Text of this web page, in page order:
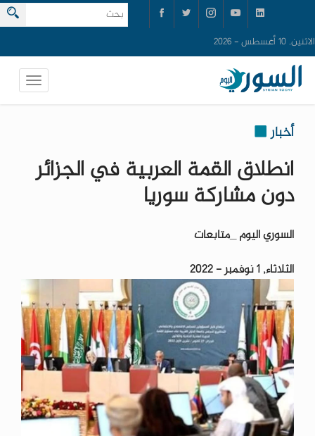
الاثنين, 10 أغسطس - 2026
أخبار
انطلاق القمة العربية في الجزائر
دون مشاركة سوريا
السوري اليوم _متابعات
الثلاثاء, 1 نوفمبر - 2022